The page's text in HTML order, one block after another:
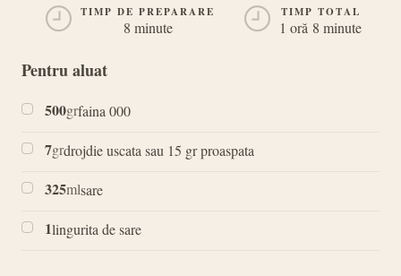
TIMP DE PREPARARE
8 minute
TIMP TOTAL
1 oră 8 minute
Pentru aluat
500grfaina 000
7grdrojdie uscata sau 15 gr proaspata
325mlsare
1lingurita de sare